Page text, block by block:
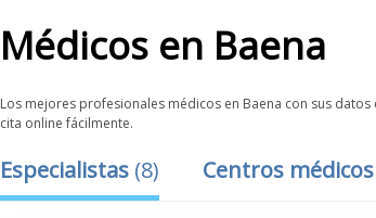
Médicos en Baena
Los mejores profesionales médicos en Baena con sus
cita online fácilmente.
Especialistas (8) Centros médicos